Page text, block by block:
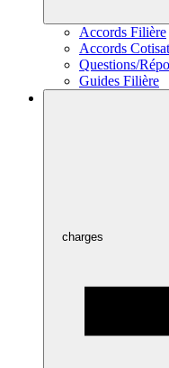
Accords Filière
Accords
Questions/
Guides Filière
charges